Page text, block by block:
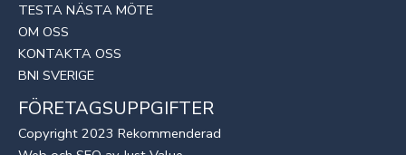
TESTA NÄSTA MÖTE
OM OSS
KONTAKTA OSS
BNI SVERIGE
FÖRETAGSUPPGIFTER
Copyright 2023 Rekommenderad